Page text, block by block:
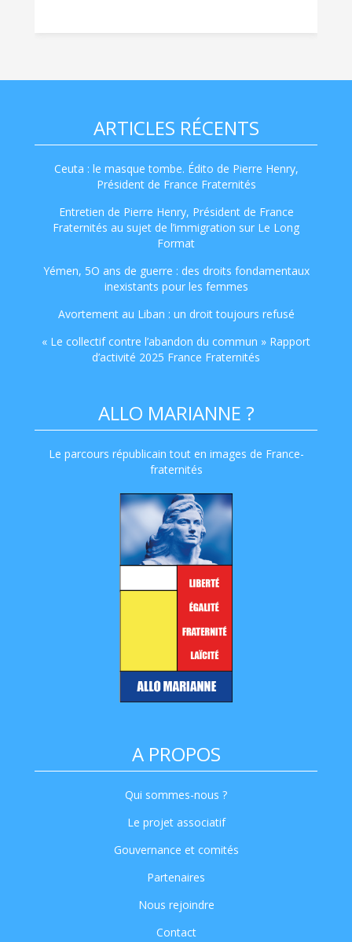
ARTICLES RÉCENTS
Ceuta : le masque tombe. Édito de Pierre Henry,
Président de France Fraternités
Entretien de Pierre Henry, Président de France
Fraternités au sujet de l’immigration sur Le Long
Format
Yémen, 5O ans de guerre : des droits fondamentaux
inexistants pour les femmes
Avortement au Liban : un droit toujours refusé
« Le collectif contre l’abandon du commun » Rapport
d’activité 2025 France Fraternités
ALLO MARIANNE ?
Le parcours républicain tout en images de France-
fraternités
A PROPOS
Qui sommes-nous ?
Le projet associatif
Gouvernance et comités
Partenaires
Nous rejoindre
Contact